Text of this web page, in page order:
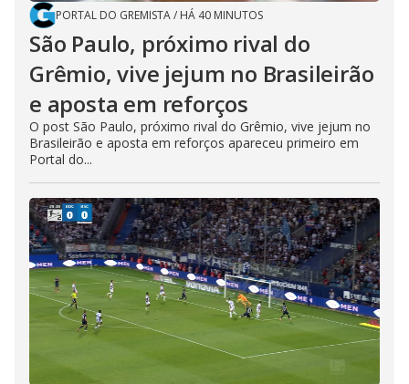
PORTAL DO GREMISTA/ HÁ 40 MINUTOS
São Paulo, próximo rival do
Grêmio, vive jejum no Brasileirão
e aposta em reforços
O post São Paulo, próximo rival do Grêmio, vive jejum no
Brasileirão e aposta em reforços apareceu primeiro em
Portal do...